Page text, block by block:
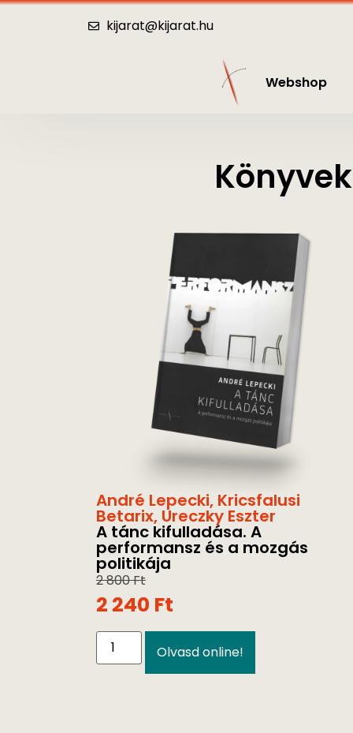
kijarat@kijarat.hu
Webshop
Webshop Katalógus
André Lepecki, Kricsfalusi
Betarix, Ureczky Eszter
A tánc kifulladása. A
performansz és a mozgás
politikája
2 800Ft
2 240 Ft
Olvasd online!